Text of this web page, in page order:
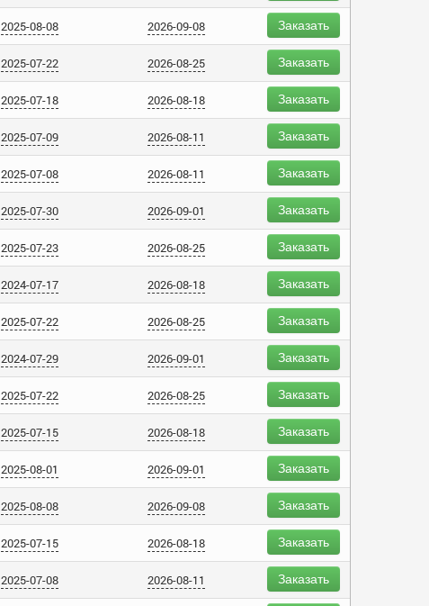
2025-08-08 2026-09-08 Заказать
2025-07-22 2026-08-25 Заказать
2025-07-18 2026-08-18 Заказать
2025-07-09 2026-08-11 Заказать
2025-07-08 2026-08-11 Заказать
2025-07-30 2026-09-01 Заказать
2025-07-23 2026-08-25 Заказать
2024-07-17 2026-08-18 Заказать
2025-07-22 2026-08-25 Заказать
2024-07-29 2026-09-01 Заказать
2025-07-22 2026-08-25 Заказать
2025-07-15 2026-08-18 Заказать
2025-08-01 2026-09-01 Заказать
2025-08-08 2026-09-08 Заказать
2025-07-15 2026-08-18 Заказать
2025-07-08 2026-08-11 Заказать